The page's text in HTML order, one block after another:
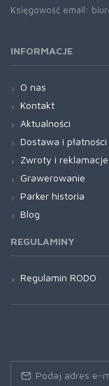
Księgowość email:
INFORMACJE
O nas
Kontakt
Aktualności
Dostawa i płatności
Zwroty i reklamacje
Grawerowanie
Parker historia
Blog
REGULAMINY
Regulamin RODO